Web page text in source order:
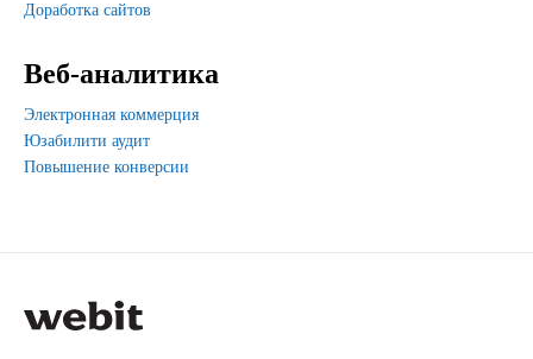
Доработка сайтов
Веб-аналитика
Электронная коммерция
Юзабилити аудит
Повышение конверсии